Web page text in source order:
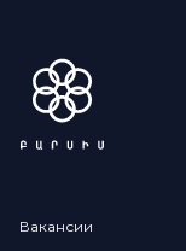
Вакансии